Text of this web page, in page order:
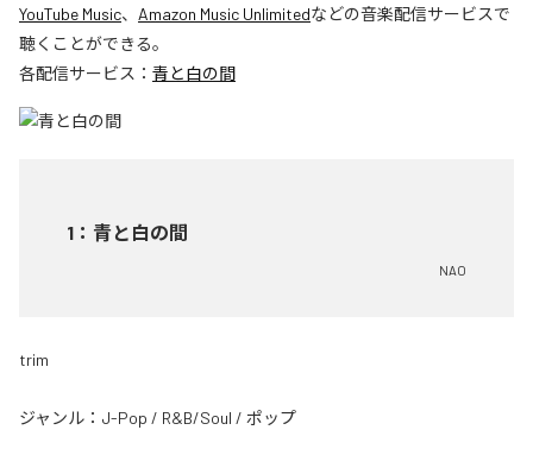
YouTube Music、 Amazon Music Unlimitedなどの音楽配信サービスで
聴くことができる。
各配信サービス： 青と白の間
1 ： 青と白の間
NAO
trim
ジャンル： J-Pop / R&B/Soul / ポップ